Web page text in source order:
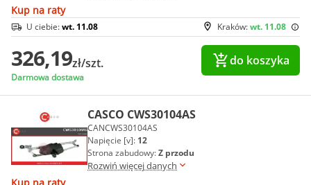
Kup na raty
Kraków:wt. 11.08
U ciebie:wt. 11.08
326,19zł/szt.
Darmowa dostawa
do koszyka
CASCO CWS30104AS
CANCWS30104AS
Napięcie [v]: 12
Strona zabudowy:Z przodu
Rozwiń więcej danych